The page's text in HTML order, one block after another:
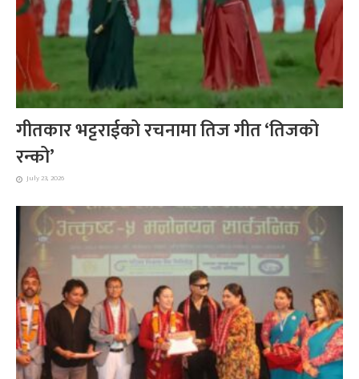
गीतकार भट्टराईको रचनामा तिज गीत ‘तिजको
रन्को’
July 23, 2026